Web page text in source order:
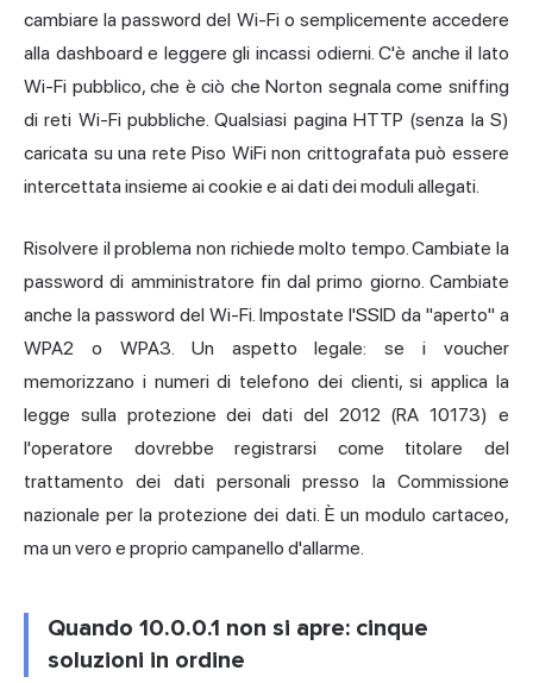
cambiare la password del Wi-Fi o semplicemente accedere
alla dashboard e leggere gli incassi odierni. C'è anche il lato
Wi-Fi pubblico, che è ciò che Norton segnala come sniffing
di reti Wi-Fi pubbliche. Qualsiasi pagina HTTP (senza la S)
caricata su una rete Piso WiFi non crittografata può essere
intercettata insieme ai cookie e ai dati dei moduli allegati.
Risolvere il problema non richiede molto tempo. Cambiate la
password di amministratore fin dal primo giorno. Cambiate
anche la password del Wi-Fi. Impostate l'SSID da "aperto" a
WPA2 o WPA3. Un aspetto legale: se i voucher
memorizzano i numeri di telefono dei clienti, si applica la
legge sulla protezione dei dati del 2012 (RA 10173) e
l'operatore dovrebbe registrarsi come titolare del
trattamento dei dati personali presso la Commissione
nazionale per la protezione dei dati. È un modulo cartaceo,
ma un vero e proprio campanello d'allarme.
Quando 10.0.0.1 non si apre: cinque
soluzioni in ordine